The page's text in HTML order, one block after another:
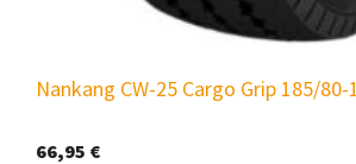
Nankang CW-25 Cargo Grip 185/80-
66,95 €